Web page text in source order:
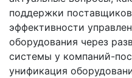
поддержки
эффективности
оборудования через
системы у компаний-
унификация